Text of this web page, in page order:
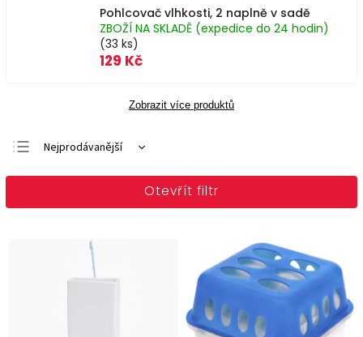
Pohlcovač vlhkosti, 2 naplně v sadě
ZBOŽÍ NA SKLADĚ (expedice do 24 hodin)
(33 ks)
129 Kč
Zobrazit více produktů
Doporučujeme
Nejprodávanější
Abecedně
Otevřít filtr